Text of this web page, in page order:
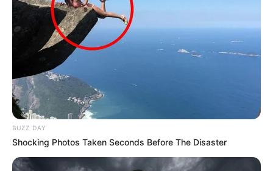
BUZZ DAY
Shocking Photos Taken Seconds Before The Disaster